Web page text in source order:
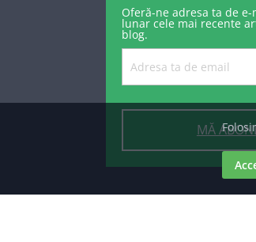
Oferă-ne adresa ta de
lunar cele mai recente
blog.
MĂ